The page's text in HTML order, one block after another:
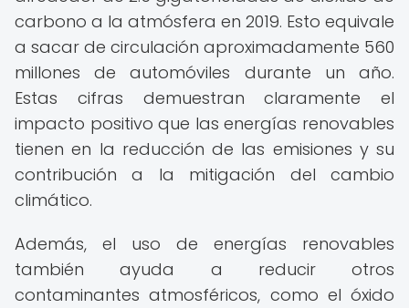
carbono a la atmósfera en 2019. Esto equivale
a sacar de circulación aproximadamente 560
millones de automóviles durante un año.
Estas cifras demuestran claramente el
impacto positivo que las energías renovables
tienen en la reducción de las emisiones y su
contribución a la mitigación del cambio
climático.
Además, el uso de energías renovables
también ayuda a reducir otros
contaminantes atmosféricos, como el óxido